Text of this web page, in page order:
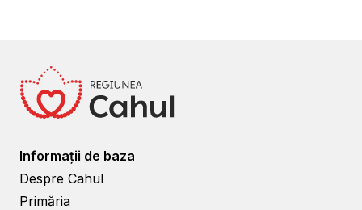
Informații de baza
Despre Cahul
Primăria